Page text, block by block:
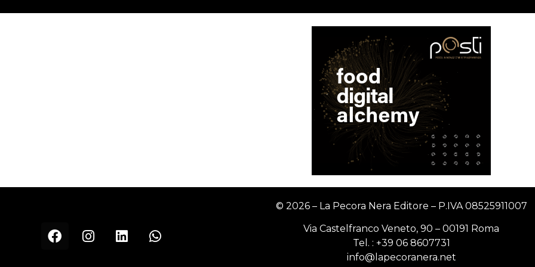
© 2026 – La Pecora Nera Editore – P.IVA08525911007
Via Castelfranco Veneto, 90 – 00191 Roma
Tel. : +39 06 8607731
info@lapecoranera.net